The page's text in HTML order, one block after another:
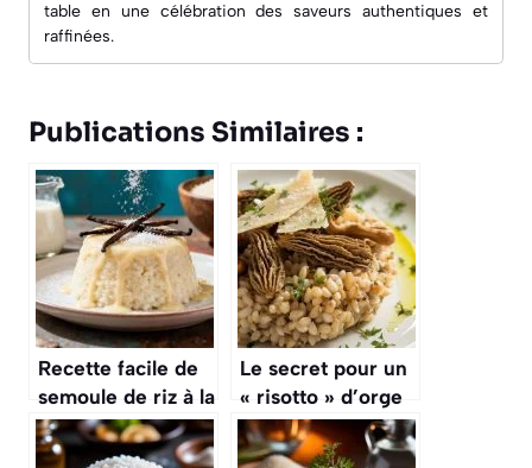
table en une célébration des saveurs authentiques et
raffinées.
Publications Similaires :
Recette facile de
semoule de riz à la
vanille maison
Le secret pour un
« risotto » d’orge
perlé, une
alternative saine